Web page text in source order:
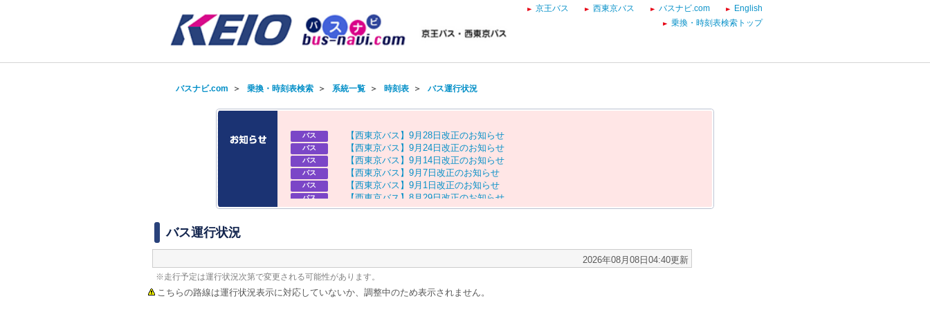
京王バス 西東京バス バスナビ.com
English
乗換・時刻表検索トップ
バスナビ.com ＞ 乗換・時刻表検索＞ 系統一覧＞ 時刻表＞ バス運行状況
バス 【西東京バス 】 9月 28 日 改正のお知 らせ
バス 【西東京バス 】 9月 24 日 改正のお知 らせ
バス 【西東京バス 】 9月 14 日 改正のお知 らせ
バス 【西東京バス 】 9月 7 日 改正のお知 らせ
バス 【西東京バス 】 9月 1 日 改正のお知 らせ
バス 【西東京バス 】 8 月 29日改正のお知 らせ
バス 【京王バス】お盆ダイヤのお知らせ
バス運行状況
2026年08月08日04:40更新
※走行予定は運行状況次第で変更される可能性があります。
こちらの路線は運行状況表示に対応していないか、調整中のため表示されません。